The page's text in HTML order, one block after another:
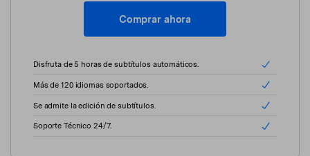
Comprar ahora
Disfruta de 5 horas de subtítulos automáticos.
Más de 120 idiomas soportados.
Se admite la edición de subtítulos.
Soporte Técnico 24/7.